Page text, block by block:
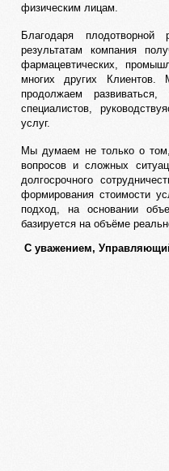
физическим лицам.
Благодаря
результатам компания
фармацевтических,
многих других
продолжаем
специалистов,
услуг.
Мы думаем не только о
вопросов и сложных
долгосрочного
формирования стоимости
подход, на основании
базируется на объёме
С уважением,